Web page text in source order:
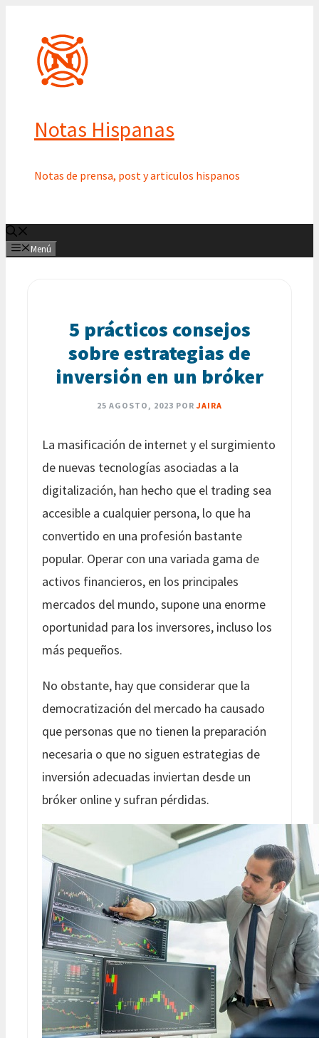
contenido
Notas Hispanas
Notas de prensa, post y articulos hispanos
Menú
5 prácticos consejos
sobre estrategias de
inversión en un bróker
25 AGOSTO, 2023 POR JAIRA
La masificación de internet y el surgimiento
de nuevas tecnologías asociadas a la
digitalización, han hecho que el trading sea
accesible a cualquier persona, lo que ha
convertido en una profesión bastante
popular. Operar con una variada gama de
activos financieros, en los principales
mercados del mundo, supone una enorme
oportunidad para los inversores, incluso los
más pequeños.
No obstante, hay que considerar que la
democratización del mercado ha causado
que personas que no tienen la preparación
necesaria o que no siguen estrategias de
inversión adecuadas inviertan desde un
bróker online y sufran pérdidas.